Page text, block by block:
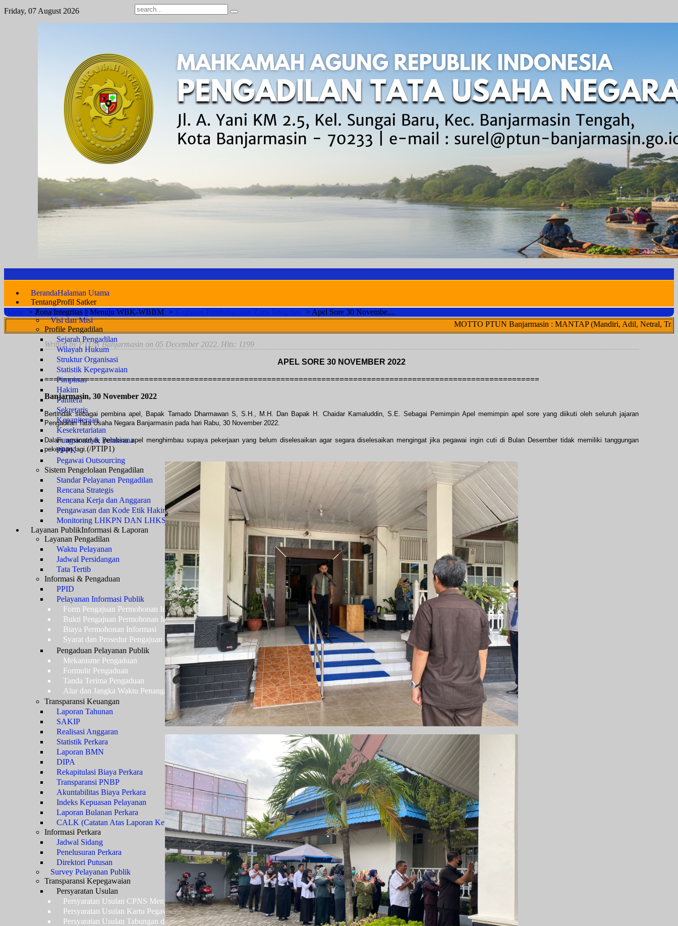
Friday, 07 August 2026
BerandaHalaman Utama
TentangProfil Satker
Pengantar Ketua PTUN
Visi dan Misi
Profile Pengadilan
Sejarah Pengadilan
Wilayah Hukum
Struktur Organisasi
Statistik Kepegawaian
Pimpinan
Hakim
Panitera
Sekretaris
Kepaniteraan
Kesekretariatan
Fungsional & Pelaksana
PPPK
Pegawai Outsourcing
Sistem Pengelolaan Pengadilan
Standar Pelayanan Pengadilan
Rencana Strategis
Rencana Kerja dan Anggaran
Pengawasan dan Kode Etik Hakim
Monitoring LHKPN DAN LHKSN
Layanan PublikInformasi & Laporan
Layanan Pengadilan
Waktu Pelayanan
Jadwal Persidangan
Tata Tertib
Informasi & Pengaduan
PPID
Pelayanan Informasi Publik
Form Pengajuan Permohonan Informasi
Bukti Pengajuan Permohonan Informasi
Biaya Permohonan Informasi
Syarat dan Prosedur Pengajuan Keberatan atas Pelayanan Permintaan Informasi
Pengaduan Pelayanan Publik
Mekanisme Pengaduan
Formulir Pengaduan
Tanda Terima Pengaduan
Alur dan Jangka Waktu Penanganan Pengaduan
Transparansi Keuangan
Laporan Tahunan
SAKIP
Realisasi Anggaran
Statistik Perkara
Laporan BMN
DIPA
Rekapitulasi Biaya Perkara
Transparansi PNBP
Akuntabilitas Biaya Perkara
Indeks Kepuasan Pelayanan
Laporan Bulanan Perkara
CALK (Catatan Atas Laporan Keuangan)
Informasi Perkara
Jadwal Sidang
Penelusuran Perkara
Direktori Putusan
Survey Pelayanan Publik
Transparansi Kepegawaian
Persyaratan Usulan
Persyaratan Usulan CPNS Menjadi PNS
Persyaratan Usulan Kartu Pegawai (KARPEG)
Persyaratan Usulan Tabungan dan Asuransi (TASPEN)
Home > Zona Integritas || Menuju WBK-WBBM > > Apel Sore 30 Novembe....
MOTTO PTUN Banjarmasin : MANTAP (Mandiri, Adil, Netral, Transparan,
Written by PTUN Banjarmasin on 05 December 2022. Hits: 1199
APEL SORE 30 NOVEMBER 2022
=============================================================================================================
Banjarmasin, 30 November 2022
Bertindak sebagai pembina apel, Bapak Tamado Dharmawan S, S.H., M.H. Dan Bapak H. Chaidar Kamaluddin, S.E. Sebagai Pemimpin Apel memimpin apel sore yang diikuti oleh seluruh jajaran
Pengadilan Tata Usaha Negara Banjarmasin pada hari Rabu, 30 November 2022.
Dalam amanatnya, pembina apel menghimbau supaya pekerjaan yang belum diselesaikan agar segara diselesaikan mengingat jika pegawai ingin cuti di Bulan Desember tidak memiliki tanggungan
pekerjaan lagi.(/PTIP1)